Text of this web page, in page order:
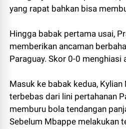
yang rapat bahkan bisa
Hingga babak pertama usai,
memberikan ancaman
Paraguay. Skor 0-0 menghiasi
Masuk ke babak kedua,
terbebas dari lini pertahanan
memburu bola tendangan
Sebelum Mbappe melakukan